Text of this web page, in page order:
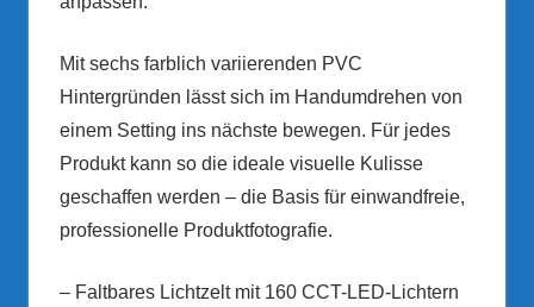
Mit sechs farblich variierenden PVC
Hintergründen lässt sich im Handumdrehen von
einem Setting ins nächste bewegen. Für jedes
Produkt kann so die ideale visuelle Kulisse
geschaffen werden – die Basis für einwandfreie,
professionelle Produktfotografie.
– Faltbares Lichtzelt mit 160 CCT-LED-Lichtern